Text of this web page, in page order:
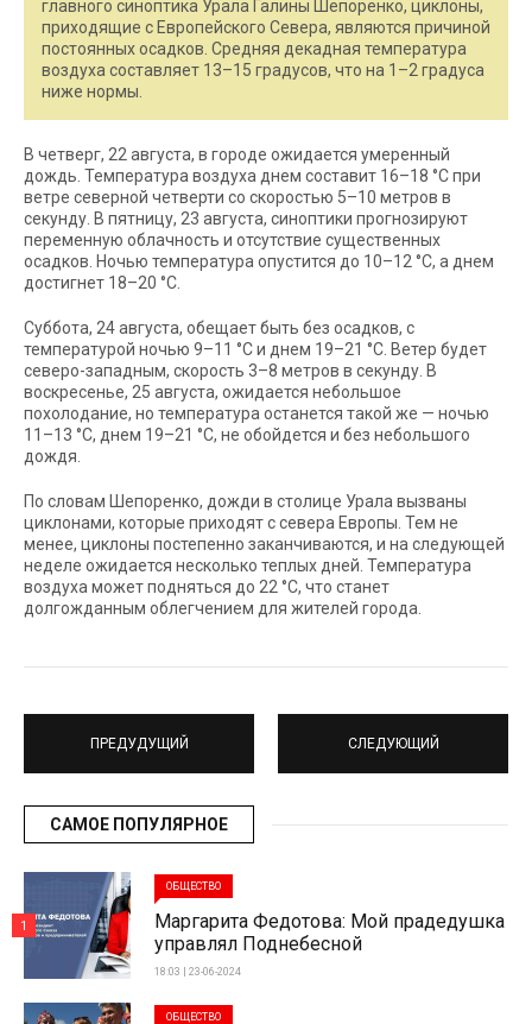
главного синоптика Урала Галины Шепоренко, циклоны,
приходящие с Европейского Севера, являются причиной
постоянных осадков. Средняя декадная температура
воздуха составляет 13–15 градусов, что на 1–2 градуса
ниже нормы.
В четверг, 22 августа, в городе ожидается умеренный
дождь. Температура воздуха днем составит 16–18 °С при
ветре северной четверти со скоростью 5–10 метров в
секунду. В пятницу, 23 августа, синоптики прогнозируют
переменную облачность и отсутствие существенных
осадков. Ночью температура опустится до 10–12 °С, а днем
достигнет 18–20 °С.
Суббота, 24 августа, обещает быть без осадков, с
температурой ночью 9–11 °С и днем 19–21 °С. Ветер будет
северо-западным, скорость 3–8 метров в секунду. В
воскресенье, 25 августа, ожидается небольшое
похолодание, но температура останется такой же — ночью
11–13 °С, днем 19–21 °С, не обойдется и без небольшого
дождя.
По словам Шепоренко, дожди в столице Урала вызваны
циклонами, которые приходят с севера Европы. Тем не
менее, циклоны постепенно заканчиваются, и на следующей
неделе ожидается несколько теплых дней. Температура
воздуха может подняться до 22 °С, что станет
долгожданным облегчением для жителей города.
ПРЕДУДУЩИЙ СЛЕДУЮЩИЙ
САМОЕ ПОПУЛЯРНОЕ
ОБЩЕСТВО
Маргарита Федотова: Мой прадедушка
управлял Поднебесной
18:03 | 23-06-2024
1
ОБЩЕСТВО